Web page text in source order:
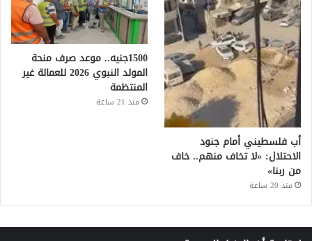
أب فلسطيني أمام جنود
الاحتلال: «لا تخاف منهم.. خاف
من ربنا»
منذ 20 ساعة
1500جنيه.. موعد صرف منحة
المولد النبوي 2026 للعمالة غير
المنتظمة
منذ 21 ساعة